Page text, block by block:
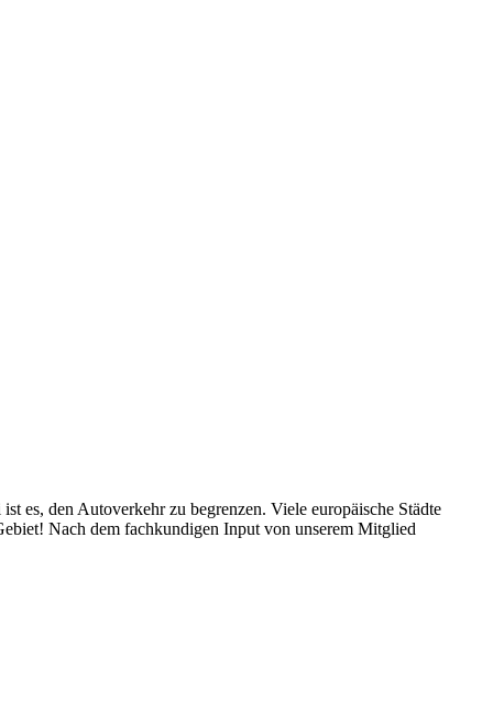
es, den Autoverkehr zu begrenzen. Viele europäische Städte
Nach dem fachkundigen Input von unserem Mitglied